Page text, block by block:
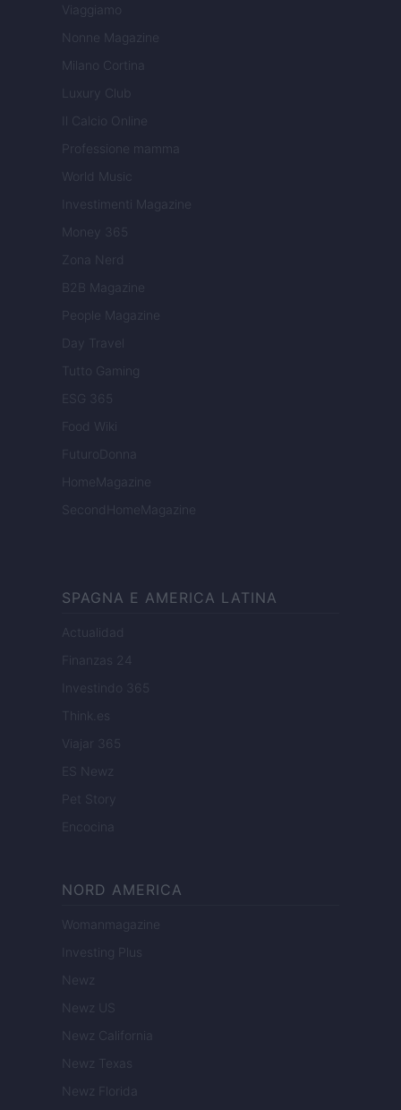
Viaggiamo
Nonne Magazine
Milano Cortina
Luxury Club
Il Calcio Online
Professione mamma
World Music
Investimenti Magazine
Money 365
Zona Nerd
B2B Magazine
People Magazine
Day Travel
Tutto Gaming
ESG 365
Food Wiki
FuturoDonna
HomeMagazine
SecondHomeMagazine
SPAGNA E AMERICA LATINA
Actualidad
Finanzas 24
Investindo 365
Think.es
Viajar 365
ES Newz
Pet Story
Encocina
NORD AMERICA
Womanmagazine
Investing Plus
Newz
Newz US
Newz California
Newz Texas
Newz Florida